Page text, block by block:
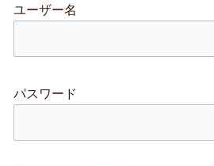
ユーザー名
パスワード